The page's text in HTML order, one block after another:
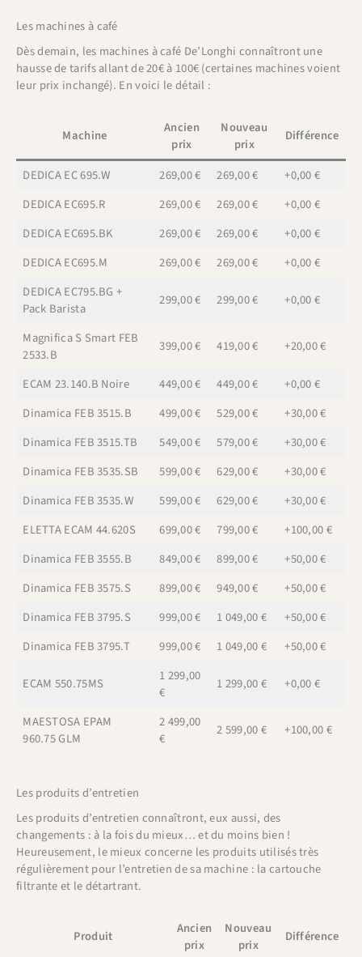
Les machines à café
Dès demain, les machines à café De’Longhi connaîtront une
hausse de tarifs allant de 20€ à 100€ (certaines machines voient
leur prix inchangé). En voici le détail :
Machine
Ancien
prix
Nouveau
prix
Différence
DEDICA EC 695.W 269,00 € 269,00 €
+0,00 €
DEDICA EC695.R
269,00 € 269,00 €
+0,00 €
DEDICA EC695.BK
269,00 € 269,00 €
+0,00 €
DEDICA EC695.M
269,00 € 269,00 €
+0,00 €
DEDICA EC795.BG +
Pack Barista
299,00 € 299,00 € +0,00 €
Magnifica S Smart FEB
2533.B
399,00 € 419,00 € +20,00 €
ECAM 23.140.B Noire 449,00 € 449,00 €
+0,00 €
Dinamica FEB 3515.B
499,00 € 529,00 €
+30,00 €
Dinamica FEB 3515.TB
549,00 € 579,00 €
+30,00 €
Dinamica FEB 3535.SB
599,00 € 629,00 €
+30,00 €
Dinamica FEB 3535.W
599,00 € 629,00 €
+30,00 €
ELETTA ECAM 44.620S
699,00 € 799,00 €
+100,00 €
Dinamica FEB 3555.B
849,00 € 899,00 €
+50,00 €
Dinamica FEB 3575.S
899,00 € 949,00 €
+50,00 €
Dinamica FEB 3795.S
999,00 € 1 049,00 €
+50,00 €
Dinamica FEB 3795.T
999,00 € 1 049,00 € +50,00 €
ECAM 550.75MS
1 299,00
€
1 299,00 € +0,00 €
MAESTOSA EPAM
960.75 GLM
2 499,00
€
2 599,00 € +100,00 €
Les produits d’entretien
Les produits d’entretien connaîtront, eux aussi, des
changements : à la fois du mieux… et du moins bien !
Heureusement, le mieux concerne les produits utilisés très
régulièrement pour l’entretien de sa machine : la cartouche
filtrante et le détartrant.
Produit
Ancien
prix
Nouveau
prix
Différence